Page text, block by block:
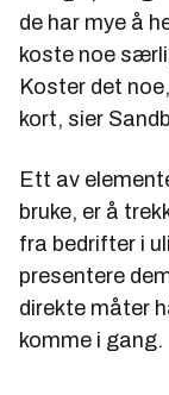
de har mye å
koste noe
Koster det
kort, sier
Ett av
bruke, er å
fra bedrifter i
presentere
direkte måter
komme i gang.